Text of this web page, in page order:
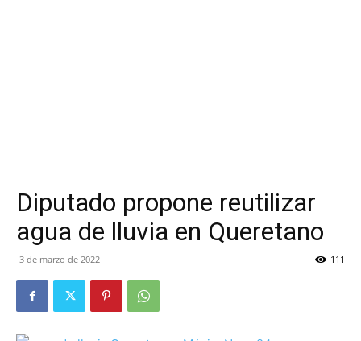
Diputado propone reutilizar
agua de lluvia en Queretano
3 de marzo de 2022 111